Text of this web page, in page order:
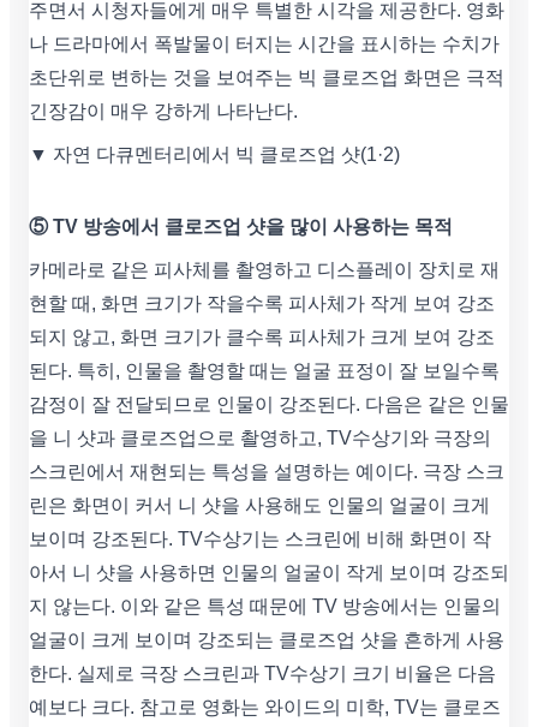
주면서 시청자들에게 매우 특별한 시각을 제공한다. 영화
나 드라마에서 폭발물이 터지는 시간을 표시하는 수치가
초단위로 변하는 것을 보여주는 빅 클로즈업 화면은 극적
긴장감이 매우 강하게 나타난다.
▼ 자연 다큐멘터리에서 빅 클로즈업 샷(1·2)
⑤ TV 방송에서 클로즈업 샷을 많이 사용하는 목적
카메라로 같은 피사체를 촬영하고 디스플레이 장치로 재
현할 때, 화면 크기가 작을수록 피사체가 작게 보여 강조
되지 않고, 화면 크기가 클수록 피사체가 크게 보여 강조
된다. 특히, 인물을 촬영할 때는 얼굴 표정이 잘 보일수록
감정이 잘 전달되므로 인물이 강조된다. 다음은 같은 인물
을 니 샷과 클로즈업으로 촬영하고, TV수상기와 극장의
스크린에서 재현되는 특성을 설명하는 예이다. 극장 스크
린은 화면이 커서 니 샷을 사용해도 인물의 얼굴이 크게
보이며 강조된다. TV수상기는 스크린에 비해 화면이 작
아서 니 샷을 사용하면 인물의 얼굴이 작게 보이며 강조되
지 않는다. 이와 같은 특성 때문에 TV 방송에서는 인물의
얼굴이 크게 보이며 강조되는 클로즈업 샷을 흔하게 사용
한다. 실제로 극장 스크린과 TV수상기 크기 비율은 다음
예보다 크다. 참고로 영화는 와이드의 미학, TV는 클로즈